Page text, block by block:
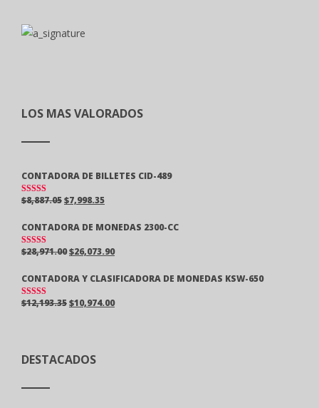
LOS MAS VALORADOS
CONTADORA DE BILLETES CID-489
VALORAD
$8,887.05$7,998.35
CONTADORA DE MONEDAS 2300-CC
VALORAD
$28,971.00$26,073.90
CONTADORA Y CLASIFICADORA DE MONEDAS KSW-650
VALORAD
$12,193.35$10,974.00
DESTACADOS